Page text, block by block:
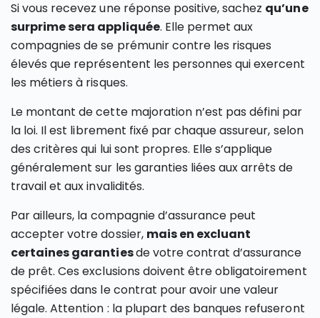
Si vous recevez une réponse positive, sachez qu’une
surprime sera appliquée. Elle permet aux
compagnies de se prémunir contre les risques
élevés que représentent les personnes qui exercent
les métiers à risques.
Le montant de cette majoration n’est pas défini par
la loi. Il est librement fixé par chaque assureur, selon
des critères qui lui sont propres. Elle s’applique
généralement sur les garanties liées aux arrêts de
travail et aux invalidités.
Par ailleurs, la compagnie d’assurance peut
accepter votre dossier, mais en excluant
certaines garantiesde votre contrat d’assurance
de prêt. Ces exclusions doivent être obligatoirement
spécifiées dans le contrat pour avoir une valeur
légale. Attention : la plupart des banques refuseront